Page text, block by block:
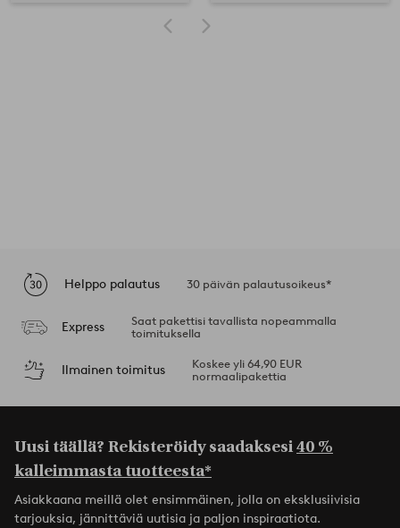
Helppo palautus 30 päivän palautusoikeus*
Express
Saat pakettisi tavallista nopeammalla
toimituksella
Ilmainen toimitus
Koskee yli 64,90 EUR
normaalipakettia
Uusi täällä? Rekisteröidy saadaksesi40 %
kalleimmasta tuotteesta*
Asiakkaana meillä olet ensimmäinen, jolla on eksklusiivisia
tarjouksia, jännittäviä uutisia ja paljon inspiraatiota.